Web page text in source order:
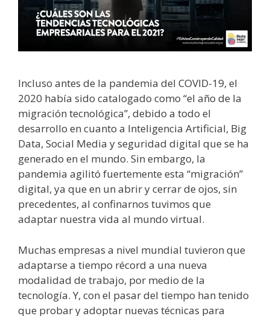
Incluso antes de la pandemia del COVID-19, el
2020 había sido catalogado como “el año de la
migración tecnológica”, debido a todo el
desarrollo en cuanto a Inteligencia Artificial, Big
Data, Social Media y seguridad digital que se ha
generado en el mundo. Sin embargo, la
pandemia agilitó fuertemente esta “migración”
digital, ya que en un abrir y cerrar de ojos, sin
precedentes, al confinarnos tuvimos que
adaptar nuestra vida al mundo virtual.
Muchas empresas a nivel mundial tuvieron que
adaptarse a tiempo récord a una nueva
modalidad de trabajo, por medio de la
tecnología. Y, con el pasar del tiempo han tenido
que probar y adoptar nuevas técnicas para